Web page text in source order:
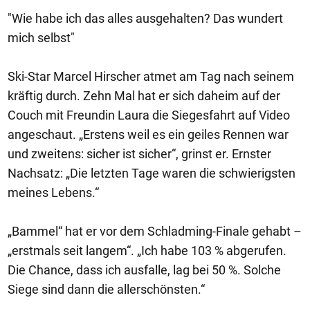
"Wie habe ich das alles ausgehalten? Das wundert
mich selbst"
Ski-Star Marcel Hirscher atmet am Tag nach seinem
kräftig durch. Zehn Mal hat er sich daheim auf der
Couch mit Freundin Laura die Siegesfahrt auf Video
angeschaut. „Erstens weil es ein geiles Rennen war
und zweitens: sicher ist sicher“, grinst er. Ernster
Nachsatz: „Die letzten Tage waren die schwierigsten
meines Lebens.“
„Bammel“ hat er vor dem Schladming-Finale gehabt –
„erstmals seit langem“. „Ich habe 103 % abgerufen.
Die Chance, dass ich ausfalle, lag bei 50 %. Solche
Siege sind dann die allerschönsten.“